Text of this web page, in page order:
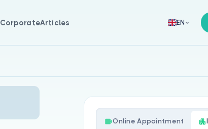
CorporateArticles EN
Online Appointment